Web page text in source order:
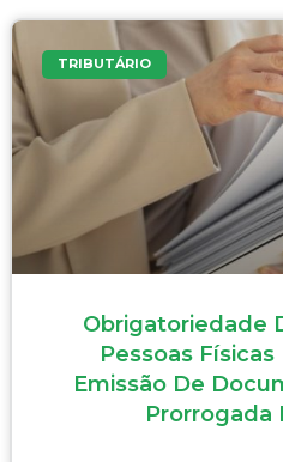
TRIBUTÁRIO
Obrigatoriedade
Pessoas Físicas
Emissão De
Prorrogada